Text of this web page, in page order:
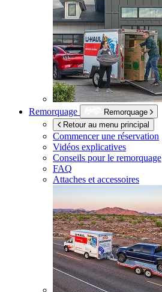
Remorquage
Remorquage
Retour au menu principal
Commencer une réservation
Vidéos explicatives
Conseils pour le remorquage
FAQ
Attaches et accessoires